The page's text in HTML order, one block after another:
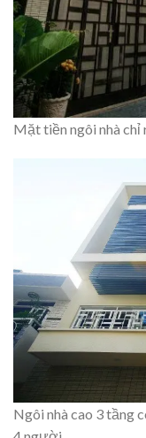
Mặt tiền ngôi nhà chỉ
Ngôi nhà cao 3 tầng